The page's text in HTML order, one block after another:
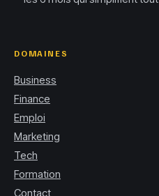
DOMAINES
Business
Finance
Emploi
Marketing
Tech
Formation
Contact